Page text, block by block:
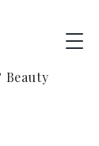
Beauty